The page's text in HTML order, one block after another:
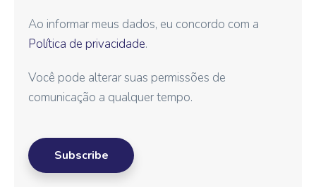
Ao informar meus dados, eu concordo com a
Política de privacidade.
Você pode alterar suas permissões de
comunicação a qualquer tempo.